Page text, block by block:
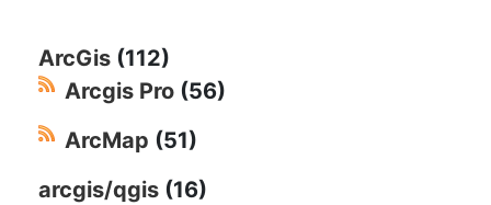
ArcGis (112)
Arcgis Pro (56)
ArcMap (51)
arcgis/qgis (16)